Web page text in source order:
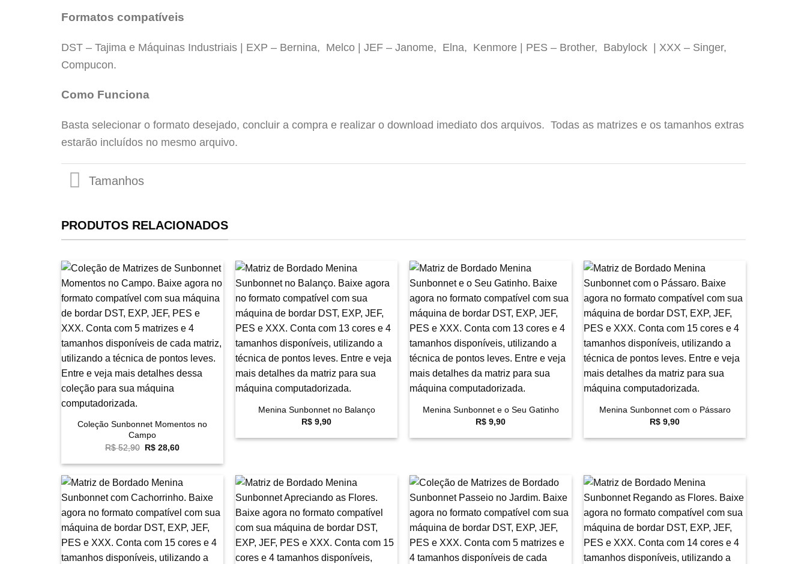
Formatos compatíveis
DST – Tajima e Máquinas Industriais | EXP – Bernina, Melco | JEF – Janome, Elna, Kenmore | PES – Brother, Babylock | XXX – Singer,
Compucon.
Como Funciona
Basta selecionar o formato desejado, concluir a compra e realizar o download imediato dos arquivos. Todas as matrizes e os tamanhos extras
estarão incluídos no mesmo arquivo.
Tamanhos
PRODUTOS RELACIONADOS
Favoritar
Coleção Sunbonnet Momentos no
Campo
R$52,90 O
original
R$ 52,90.
R$ 28,60O
atual
R$ 28,60.
Menina Sunbonnet no Balanço
R$ 9,90
Menina Sunbonnet e o Seu Gatinho
R$ 9,90
Menina Sunbonnet com o Pássaro
R$ 9,90
Favoritar